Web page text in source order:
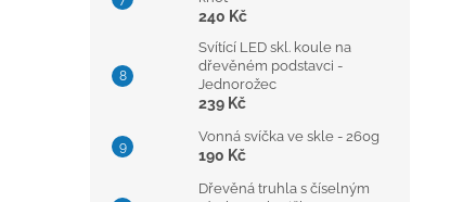
240 Kč
Svítící LED skl. koule na
dřevěném podstavci -
Jednorožec
239 Kč
Vonná svíčka ve skle - 260g
190 Kč
Dřevěná truhla s číselným